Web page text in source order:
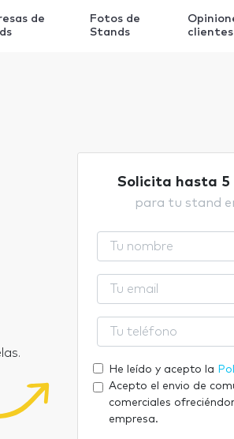
de
Fotos de
Stands
clientes
Solicita hasta 5
para tu stand
He leído y acepto la
Acepto el envio de
comerciales
empresa.